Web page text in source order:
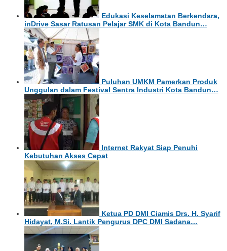
Edukasi Keselamatan Berkendara,
inDrive Sasar Ratusan Pelajar SMK di Kota Bandun…
Puluhan UMKM Pamerkan Produk
Unggulan dalam Festival Sentra Industri Kota Bandun…
Internet Rakyat Siap Penuhi
Kebutuhan Akses Cepat
Ketua PD DMI Ciamis Drs. H. Syarif
Hidayat, M.Si. Lantik Pengurus DPC DMI Sadana…